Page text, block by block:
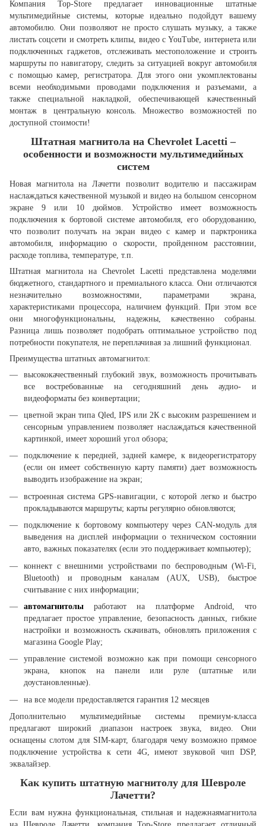
Компания Top-Store предлагает инновационные штатные
мультимедийные системы, которые идеально подойдут вашему
автомобилю. Они позволяют не просто слушать музыку, а также
листать соцсети и смотреть клипы, видео с YouTube, интернета или
подключенных гаджетов, отслеживать местоположение и строить
маршруты по навигатору, следить за ситуацией вокруг автомобиля
с помощью камер, регистратора. Для этого они укомплектованы
всеми необходимыми проводами подключения и разъемами, а
также специальной накладкой, обеспечивающей качественный
монтаж в центральную консоль. Множество возможностей по
доступной стоимости!
Штатная магнитола на Chevrolet Lacetti –
особенности и возможности мультимедийных
систем
Новая магнитола на Лачетти позволит водителю и пассажирам
наслаждаться качественной музыкой и видео на большом сенсорном
экране 9 или 10 дюймов. Устройство имеет возможность
подключения к бортовой системе автомобиля, его оборудованию,
что позволит получать на экран видео с камер и парктроника
автомобиля, информацию о скорости, пройденном расстоянии,
расходе топлива, температуре, т.п.
Штатная магнитола на Chevrolet Lacetti представлена моделями
бюджетного, стандартного и премиального класса. Они отличаются
незначительно возможностями, параметрами экрана,
характеристиками процессора, наличием функций. При этом все
они многофункциональны, надежны, качественно собраны.
Разница лишь позволяет подобрать оптимальное устройство под
потребности покупателя, не переплачивая за лишний функционал.
Преимущества штатных автомагнитол:
высококачественный глубокий звук, возможность прочитывать
все востребованные на сегодняшний день аудио- и
видеоформаты без конвертации;
цветной экран типа Qled, IPS или 2К с высоким разрешением и
сенсорным управлением позволяет наслаждаться качественной
картинкой, имеет хороший угол обзора;
подключение к передней, задней камере, к видеорегистратору
(если он имеет собственную карту памяти) дает возможность
выводить изображение на экран;
встроенная система GPS-навигации, с которой легко и быстро
прокладываются маршруты; карты регулярно обновляются;
подключение к бортовому компьютеру через CAN-модуль для
выведения на дисплей информации о техническом состоянии
авто, важных показателях (если это поддерживает компьютер);
коннект с внешними устройствами по беспроводным (Wi-Fi,
Bluetooth) и проводным каналам (AUX, USB), быстрое
считывание с них информации;
автомагнитолы работают на платформе Android, что
предлагает простое управление, безопасность данных, гибкие
настройки и возможность скачивать, обновлять приложения с
магазина Google Play;
управление системой возможно как при помощи сенсорного
экрана, кнопок на панели или руле (штатные или
доустановленные).
на все модели предоставляется гарантия 12 месяцев
Дополнительно мультимедийные системы премиум-класса
предлагают широкий диапазон настроек звука, видео. Они
оснащены слотом для SIM-карт, благодаря чему возможно прямое
подключение устройства к сети 4G, имеют звуковой чип DSP,
эквалайзер.
Как купить штатную магнитолу для Шевроле
Лачетти?
Если вам нужна функциональная, стильная и надежнаямагнитола